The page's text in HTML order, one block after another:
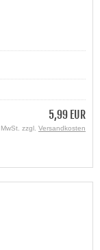
5,99 EUR
zzgl. Versandkosten